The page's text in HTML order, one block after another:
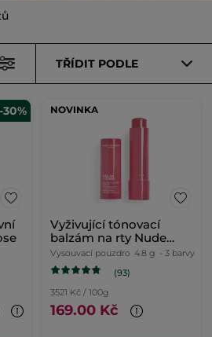
TŘÍDIT PODLE
-30% NOVINKA
Vyživující tónovací
balzám na rty Nude
Rosé
Vysouvací pouzdro 4.8 g - 3 barvy
(93)
3521 Kč / 100g
169.00 Kč